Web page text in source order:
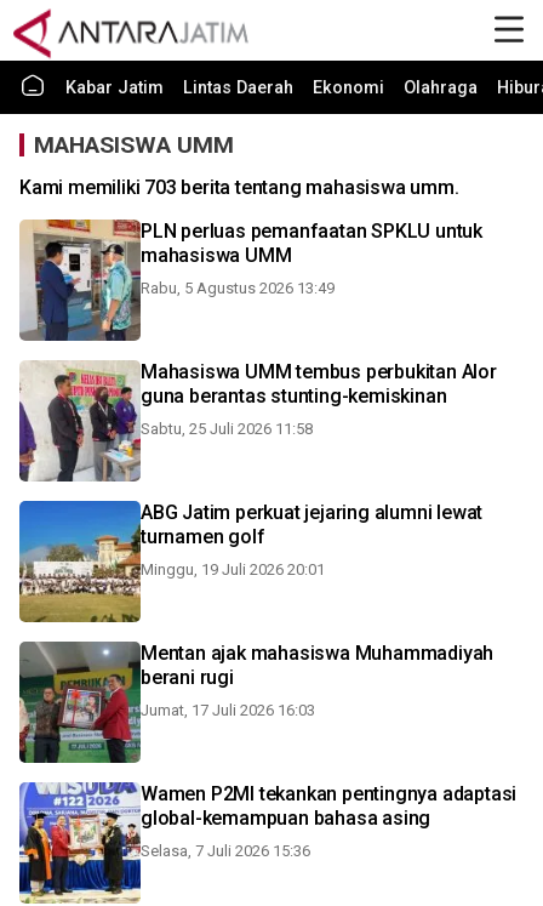
Kabar Jatim Lintas Daerah Ekonomi Olahraga
MAHASISWA UMM
Kami memiliki 703 berita tentang mahasiswa umm.
PLN perluas pemanfaatan SPKLU untuk
mahasiswa UMM
Rabu, 5 Agustus 2026 13:49
Mahasiswa UMM tembus perbukitan Alor
guna berantas stunting-kemiskinan
Sabtu, 25 Juli 2026 11:58
ABG Jatim perkuat jejaring alumni lewat
turnamen golf
Minggu, 19 Juli 2026 20:01
Mentan ajak mahasiswa Muhammadiyah
berani rugi
Jumat, 17 Juli 2026 16:03
Wamen P2MI tekankan pentingnya adaptasi
global-kemampuan bahasa asing
Selasa, 7 Juli 2026 15:36